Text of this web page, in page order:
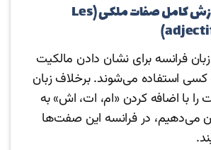
گرامر درس: آموزش کامل صفات ملکی (Les
فرانسه برای نشان دادن مالکیت
کسی استفاده می‌شوند. برخلاف زبان
را با اضافه کردن «ام، ات، اش» به
می‌دهیم، در فرانسه این صفت‌ها